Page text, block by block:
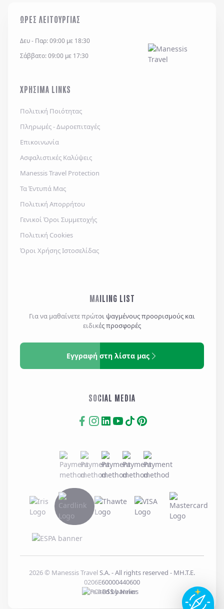
ΩΡΕΣ ΛΕΙΤΟΥΡΓΙΑΣ
Δευ - Παρ: 09:00 με 18:30
Σάββατο: 09:00 με 17:30
ΧΡΗΣΙΜΑ LINKS
Πολιτική Ποιότητας
Πληρωμές - Δωροεπιταγές
Επικοινωνία
Ασφαλιστικές Καλύψεις
Manessis Travel Protection
Τα Έντυπά Μας
Πολιτική Απορρήτου
Γενικοί Όροι Συμμετοχής
Πολιτική Cookies
Όροι Χρήσης Ιστοσελίδας
MAILING LIST
Για να μαθαίνετε πρώτοι ψαγμένους προορισμούς και
ειδικές προσφορές
Εγγραφή στη λίστα μας
SOCIAL MEDIA
2026© Manessis Travel S.A. - All rights reserved - MH.T.E.
0206E60000440600
Created byNelios